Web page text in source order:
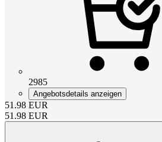
2985
Angebotsdetails anzeigen
51.98 EUR
51.98 EUR